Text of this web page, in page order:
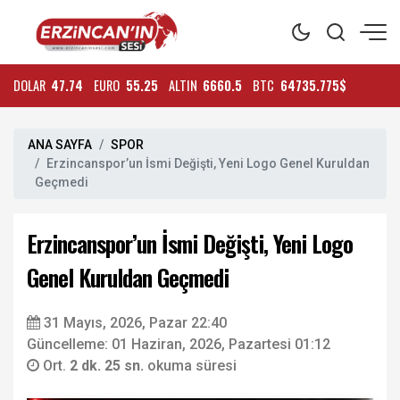
DOLAR 47.74 EURO 55.25 ALTIN 6660.5 BTC 64735.775$
ANA SAYFA
SPOR
Erzincanspor’un İsmi Değişti, Yeni Logo Genel Kuruldan
Geçmedi
Erzincanspor’un İsmi Değişti, Yeni Logo
Genel Kuruldan Geçmedi
31 Mayıs, 2026, Pazar 22:40
Güncelleme: 01 Haziran, 2026, Pazartesi 01:12
Ort. 2 dk. 25 sn. okuma süresi